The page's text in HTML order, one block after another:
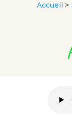
Accueil >